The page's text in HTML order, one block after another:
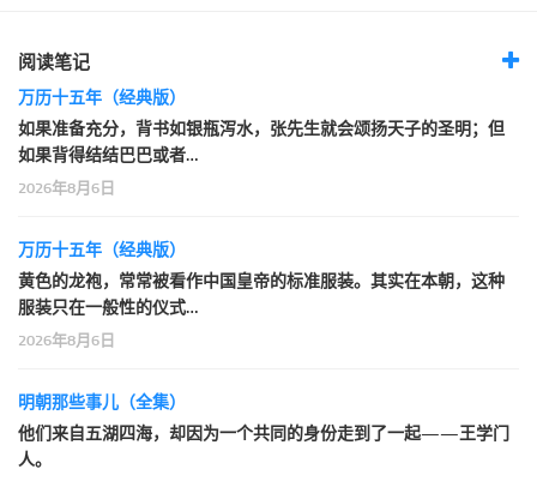
阅读笔记
万历十五年（经典版）
如果准备充分，背书如银瓶泻水，张先生就会颂扬天子的圣明；但
如果背得结结巴巴或者…
2026年8月6日
万历十五年（经典版）
黄色的龙袍，常常被看作中国皇帝的标准服装。其实在本朝，这种
服装只在一般性的仪式…
2026年8月6日
明朝那些事儿（全集）
他们来自五湖四海，却因为一个共同的身份走到了一起——王学门
人。